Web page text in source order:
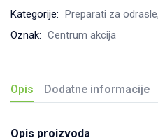
Kategorije: Preparati za odrasle
Oznak: Centrum akcija
Opis Dodatne informacije
Opis proizvoda